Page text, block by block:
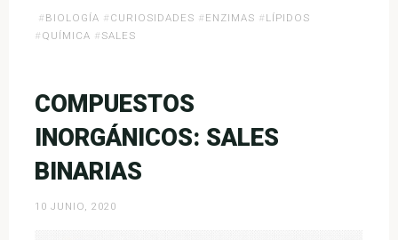
«La
Química
Lágrimas»
# BIOLOGÍA # CURIOSIDADES # ENZIMAS # LÍPIDOS
# QUÍMICA # SALES
COMPUESTOS
INORGÁNICOS: SALES
BINARIAS
10 JUNIO, 2020